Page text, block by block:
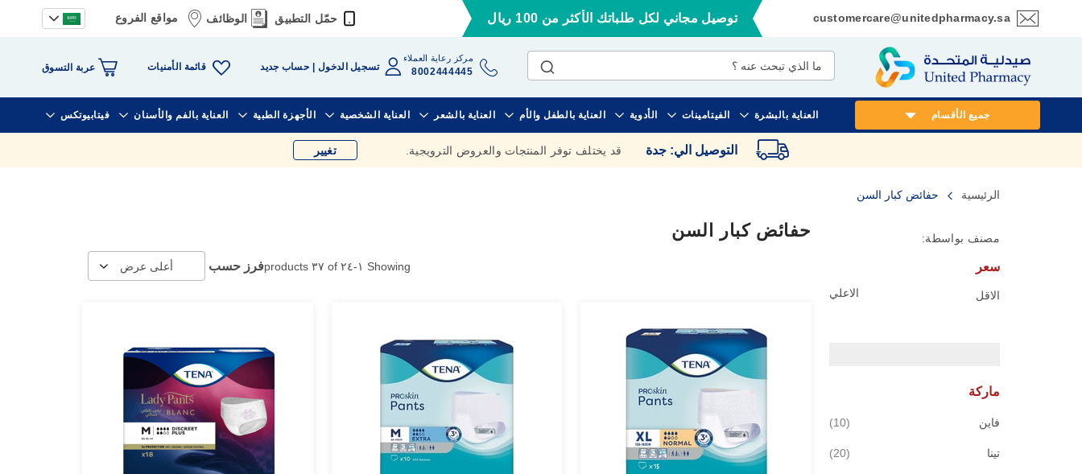
customercare@unitedpharmacy.sa
تخطي
المحتوى
توصيل مجاني لكل طلباتك الأكثر من 100 ريال حمّل التطبيق الوظائف مواقع الفروع
مركز رعاية العملاء
8002444445 تسجيل الدخول حساب جديد قائمة الأمنيات عربة التسوق
العناية بالبشرة الفيتامينات الأدوية العناية بالطفل والأم العناية بالشعر العناية الشخصية الأجهزة الطبية العناية بالفم والأسنان فيتابيوتكس جميع الأقسام
التوصيل الي: جدة قد يختلف توفر المنتجات والعروض الترويجية. تغيير
الرئيسية حفائض كبار السن
حفائض كبار السن
Showing ١-٢٤ ٣٧ فرز حسب
مصنف بواسطة:
سعر
الاقل الاعلي
ماركة
فاين 10قطع
تينا 20قطع